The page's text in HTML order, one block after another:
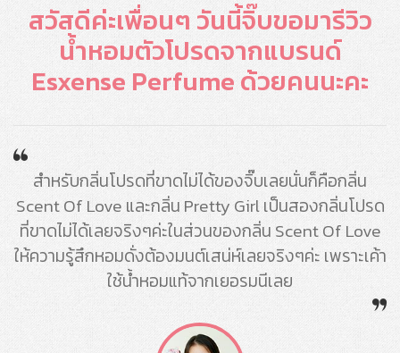
สวัสดีค่ะเพื่อนๆ วันนี้จิ๊บขอมารีวิว
น้ำหอมตัวโปรดจากแบรนด์
Esxense Perfume ด้วยคนนะคะ
สำหรับกลิ่นโปรดที่ขาดไม่ได้ของจิ๊บเลยนั่นก็คือกลิ่น
Scent Of Love และกลิ่น Pretty Girl เป็นสองกลิ่นโปรด
ที่ขาดไม่ได้เลยจริงๆค่ะในส่วนของกลิ่น Scent Of Love
ให้ความรู้สึกหอมดั่งต้องมนต์เสน่ห์เลยจริงๆค่ะ เพราะเค้า
ใช้น้ำหอมแท้จากเยอรมนีเลย